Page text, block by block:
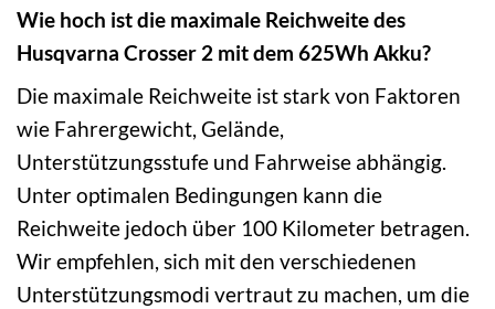
Wie hoch ist die maximale Reichweite des
Husqvarna Crosser 2 mit dem 625Wh Akku?
Die maximale Reichweite ist stark von Faktoren
wie Fahrergewicht, Gelände,
Unterstützungsstufe und Fahrweise abhängig.
Unter optimalen Bedingungen kann die
Reichweite jedoch über 100 Kilometer betragen.
Wir empfehlen, sich mit den verschiedenen
Unterstützungsmodi vertraut zu machen, um die